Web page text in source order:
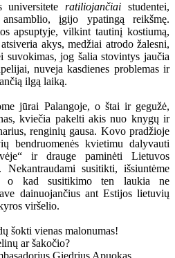
universiteteratiliojančiai studentei,
įgijo ypatingą reikšmę.
apsuptyje, vilkint tautinį kostiumą,
akys, medžiai atrodo žalesni,
suvokimas, jog šalia stovintys jaučia
nuveja kasdienes problemas ir
ilgą laiką.
jūrai Palangoje, o štai ir gegužė,
kviečia pakelti akis nuo knygų ir
renginių gausa. Kovo pradžioje
bendruomenės kvietimu dalyvauti
ir drauge paminėti Lietuvos
susitikti, išsiuntėme
o kad susitikimo ten laukia ne
dainuojančius ant Estijos lietuvių
viršelio.